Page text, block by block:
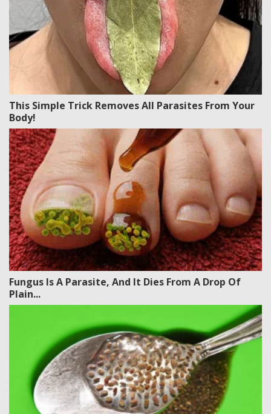
This Simple Trick Removes All Parasites From Your
Body!
Fungus Is A Parasite, And It Dies From A Drop Of
Plain...